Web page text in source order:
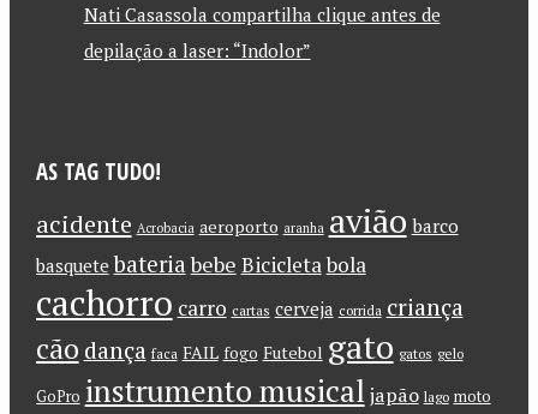
Nati Casassola compartilha clique antes de
depilação a laser: “Indolor”
AS TAG TUDO!
acidente Acrobacia aeroporto aranha avião barco
basquete bateriabebe Bicicletabola
cachorro carro cartas cerveja corrida criança
cão dança faca FAIL fogo Futebol gato gatos gelo
GoPro instrumento musical japão lago moto